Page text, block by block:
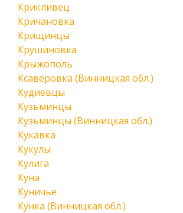
Крикливец
Кричановка
Крищинцы
Крушиновка
Крыжополь
Ксаверовка (Винницкая обл.)
Кудиевцы
Кузьминцы
Кузьминцы (Винницкая обл.)
Кукавка
Кукулы
Кулига
Куна
Куничье
Кунка (Винницкая обл.)